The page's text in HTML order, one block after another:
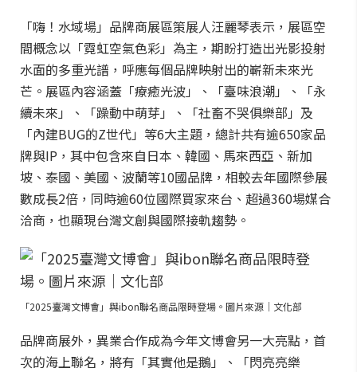
「嗨！水域場」品牌商展區策展人汪麗琴表示，展區空
間概念以「霓虹空氣色彩」為主，期盼打造出光影投射
水面的多重光譜，呼應每個品牌映射出的嶄新未來光
芒。展區內容涵蓋「療癒光波」、「臺味浪潮」、「永
續未來」、「躁動中萌芽」、「社畜不哭俱樂部」及
「內建BUG的Z世代」等6大主題，總計共有逾650家品
牌與IP，其中包含來自日本、韓國、馬來西亞、新加
坡、泰國、美國、波蘭等10國品牌，相較去年國際參展
數成長2倍，同時逾60位國際買家來台、超過360場媒合
洽商，也顯現台灣文創與國際接軌趨勢。
「2025臺灣文博會」與ibon聯名商品限時登場。圖片來源｜文化部
品牌商展外，異業合作成為今年文博會另一大亮點，首
次的海上聯名，將有「其實他是鵝」、「閃亮亮樂